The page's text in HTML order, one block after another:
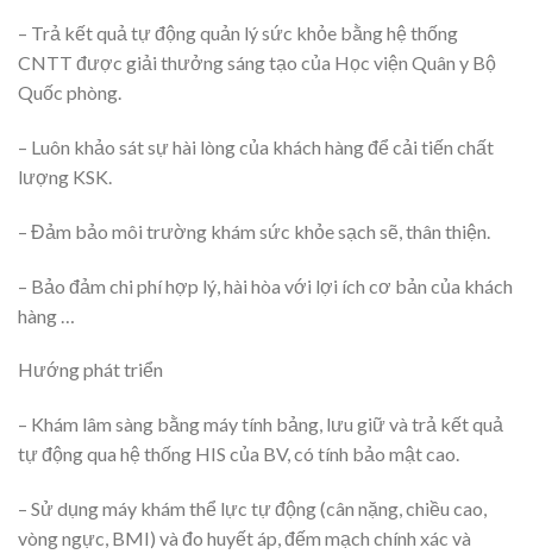
– Trả kết quả tự động quản lý sức khỏe bằng hệ thống
CNTT được giải thưởng sáng tạo của Học viện Quân y Bộ
Quốc phòng.
– Luôn khảo sát sự hài lòng của khách hàng để cải tiến chất
lượng KSK.
– Đảm bảo môi trường khám sức khỏe sạch sẽ, thân thiện.
– Bảo đảm chi phí hợp lý, hài hòa với lợi ích cơ bản của khách
hàng …
Hướng phát triển
– Khám lâm sàng bằng máy tính bảng, lưu giữ và trả kết quả
tự động qua hệ thống HIS của BV, có tính bảo mật cao.
– Sử dụng máy khám thể lực tự động (cân nặng, chiều cao,
vòng ngực, BMI) và đo huyết áp, đếm mạch chính xác và